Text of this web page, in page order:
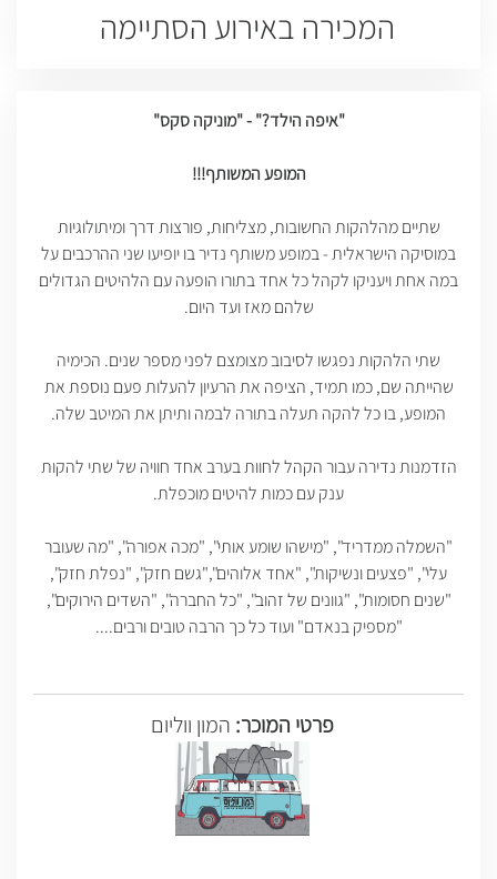
המכירה באירוע הסתיימה
"איפה הילד?" - "מוניקה סקס"
המופע המשותף!!!
שתיים מהלהקות החשובות, מצליחות, פורצות דרך ומיתולוגיות
במוסיקה הישראלית - במופע משותף נדיר בו יופיעו שני ההרכבים על
במה אחת ויעניקו לקהל כל אחד בתורו הופעה עם הלהיטים הגדולים
שלהם מאז ועד היום.
שתי הלהקות נפגשו לסיבוב מצומצם לפני מספר שנים. הכימיה
שהייתה שם, כמו תמיד, הציפה את הרעיון להעלות פעם נוספת את
המופע, בו כל להקה תעלה בתורה לבמה ותיתן את המיטב שלה.
הזדמנות נדירה עבור הקהל לחוות בערב אחד חוויה של שתי להקות
ענק עם כמות להיטים מוכפלת.
"השמלה ממדריד", "מישהו שומע אותי", "מכה אפורה", "מה שעובר
עלי", "פצעים ונשיקות", "אחד אלוהים","גשם חזק", "נפלת חזק",
"שנים חסומות", "גוונים של זהוב", "כל החברה", "השדים הירוקים",
"מספיק בנאדם" ועוד כל כך הרבה טובים ורבים....
פרטי המוכר: המון ווליום